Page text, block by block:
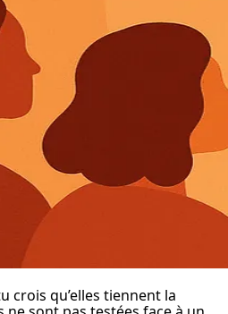
crois qu’elles tiennent la